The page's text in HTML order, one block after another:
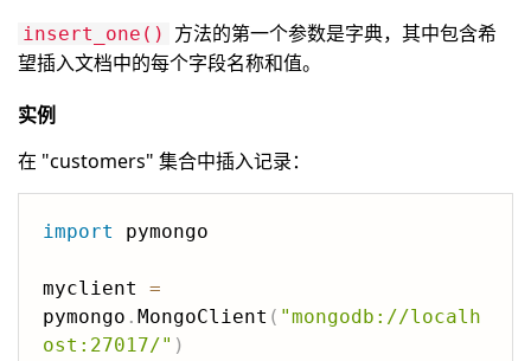
insert_one()
方法的第一个参数是字典，其中包含希
望插入文档中的每个字段名称和值。
实例
在 "customers" 集合中插入记录：
import pymongo
myclient =
pymongo . MongoClient ( "mongodb://localh
ost:27017/" )